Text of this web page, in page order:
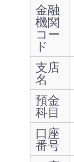
金融
機関
コー
ド
支店
名
預金
科目
口座
番号